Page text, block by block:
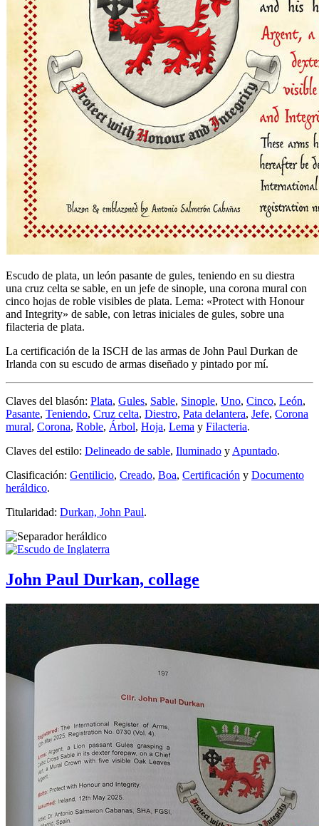
Escudo de plata, un león pasante de gules, teniendo en su diestra
una cruz celta se sable, en un jefe de sinople, una corona mural con
cinco hojas de roble visibles de plata. Lema: «Protect with Honour
and Integrity» de sable, con letras iniciales de gules, sobre una
filacteria de plata.
La certificación de la ISCH de las armas de John Paul Durkan de
Irlanda con su escudo de armas diseñado y pintado por mí.
Claves del blasón: Plata, Gules, Sable, Sinople, Uno, Cinco, León,
Pasante, Teniendo, Cruz celta, Diestro, Pata delantera, Jefe, Corona
mural, Corona, Roble, Árbol, Hoja, Lema y Filacteria.
Claves del estilo: Delineado de sable, Iluminado y Apuntado.
Clasificación: Gentilicio, Creado, Boa, Certificación y Documento
heráldico.
Titularidad: Durkan, John Paul.
John Paul Durkan, collage